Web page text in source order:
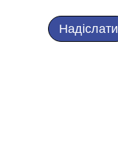
Надіслати